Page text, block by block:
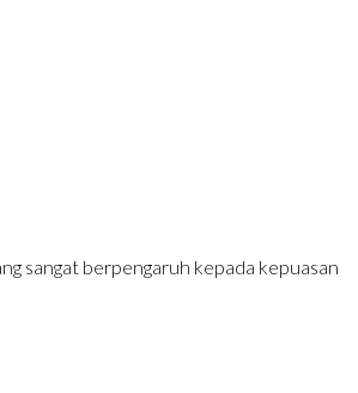
sangat berpengaruh kepada kepuasan